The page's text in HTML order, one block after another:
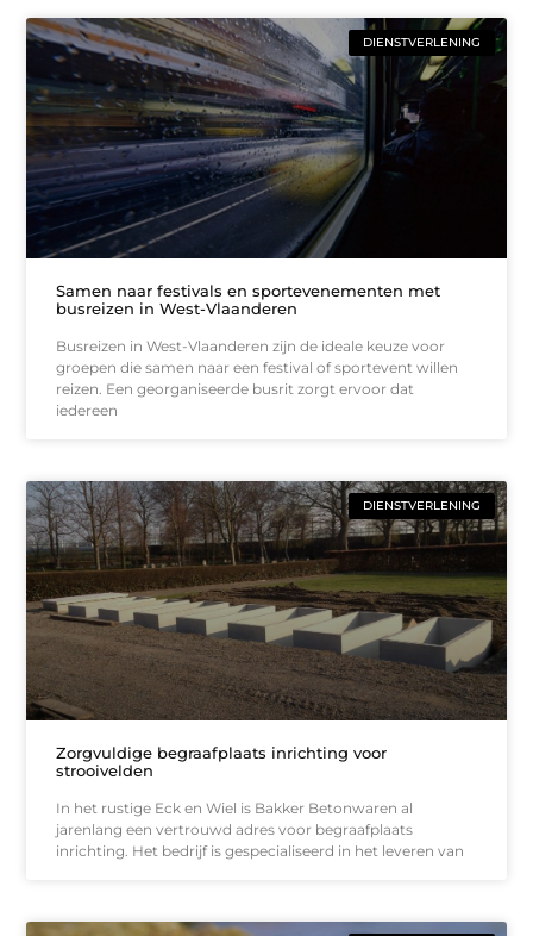
DIENSTVERLENING
Samen naar festivals en sportevenementen met
busreizen in West-Vlaanderen
Busreizen in West-Vlaanderen zijn de ideale keuze voor
groepen die samen naar een festival of sportevent willen
reizen. Een georganiseerde busrit zorgt ervoor dat
iedereen
DIENSTVERLENING
Zorgvuldige begraafplaats inrichting voor
strooivelden
In het rustige Eck en Wiel is Bakker Betonwaren al
jarenlang een vertrouwd adres voor begraafplaats
inrichting. Het bedrijf is gespecialiseerd in het leveren van